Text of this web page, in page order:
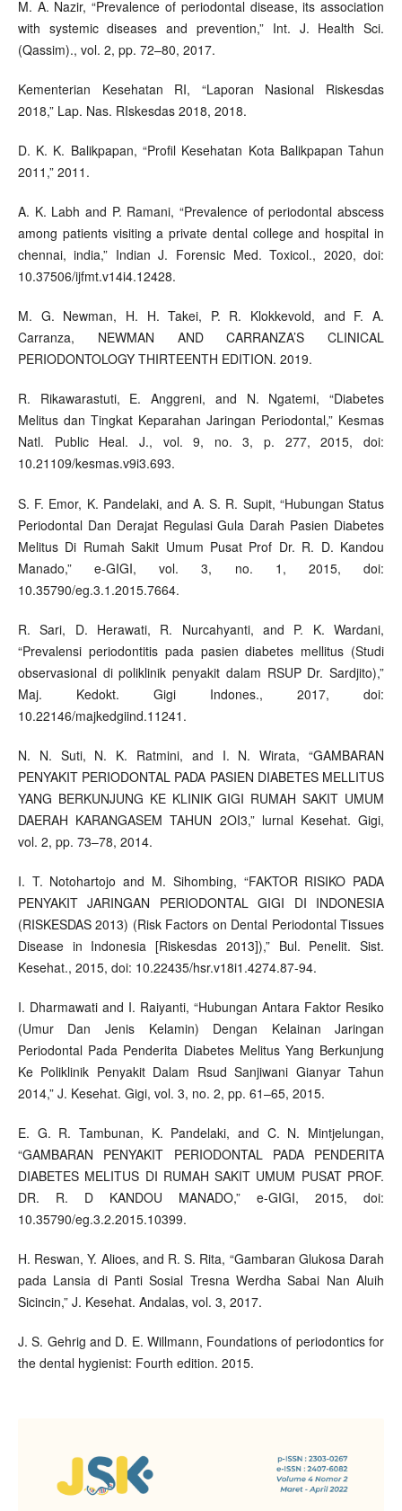
M. A. Nazir, “Prevalence of periodontal disease, its association
with systemic diseases and prevention,” Int. J. Health Sci.
(Qassim)., vol. 2, pp. 72–80, 2017.
Kementerian Kesehatan RI, “Laporan Nasional Riskesdas
2018,” Lap. Nas. RIskesdas 2018, 2018.
D. K. K. Balikpapan, “Profil Kesehatan Kota Balikpapan Tahun
2011,” 2011.
A. K. Labh and P. Ramani, “Prevalence of periodontal abscess
among patients visiting a private dental college and hospital in
chennai, india,” Indian J. Forensic Med. Toxicol., 2020, doi:
10.37506/ijfmt.v14i4.12428.
M. G. Newman, H. H. Takei, P. R. Klokkevold, and F. A.
Carranza, NEWMAN AND CARRANZA’S CLINICAL
PERIODONTOLOGY THIRTEENTH EDITION. 2019.
R. Rikawarastuti, E. Anggreni, and N. Ngatemi, “Diabetes
Melitus dan Tingkat Keparahan Jaringan Periodontal,” Kesmas
Natl. Public Heal. J., vol. 9, no. 3, p. 277, 2015, doi:
10.21109/kesmas.v9i3.693.
S. F. Emor, K. Pandelaki, and A. S. R. Supit, “Hubungan Status
Periodontal Dan Derajat Regulasi Gula Darah Pasien Diabetes
Melitus Di Rumah Sakit Umum Pusat Prof Dr. R. D. Kandou
Manado,” e-GIGI, vol. 3, no. 1, 2015, doi:
10.35790/eg.3.1.2015.7664.
R. Sari, D. Herawati, R. Nurcahyanti, and P. K. Wardani,
“Prevalensi periodontitis pada pasien diabetes mellitus (Studi
observasional di poliklinik penyakit dalam RSUP Dr. Sardjito),”
Maj. Kedokt. Gigi Indones., 2017, doi:
10.22146/majkedgiind.11241.
N. N. Suti, N. K. Ratmini, and I. N. Wirata, “GAMBARAN
PENYAKIT PERIODONTAL PADA PASIEN DIABETES MELLITUS
YANG BERKUNJUNG KE KLINIK GIGI RUMAH SAKIT UMUM
DAERAH KARANGASEM TAHUN 2OI3,” lurnal Kesehat. Gigi,
vol. 2, pp. 73–78, 2014.
I. T. Notohartojo and M. Sihombing, “FAKTOR RISIKO PADA
PENYAKIT JARINGAN PERIODONTAL GIGI DI INDONESIA
(RISKESDAS 2013) (Risk Factors on Dental Periodontal Tissues
Disease in Indonesia [Riskesdas 2013]),” Bul. Penelit. Sist.
Kesehat., 2015, doi: 10.22435/hsr.v18i1.4274.87-94.
I. Dharmawati and I. Raiyanti, “Hubungan Antara Faktor Resiko
(Umur Dan Jenis Kelamin) Dengan Kelainan Jaringan
Periodontal Pada Penderita Diabetes Melitus Yang Berkunjung
Ke Poliklinik Penyakit Dalam Rsud Sanjiwani Gianyar Tahun
2014,” J. Kesehat. Gigi, vol. 3, no. 2, pp. 61–65, 2015.
E. G. R. Tambunan, K. Pandelaki, and C. N. Mintjelungan,
“GAMBARAN PENYAKIT PERIODONTAL PADA PENDERITA
DIABETES MELITUS DI RUMAH SAKIT UMUM PUSAT PROF.
DR. R. D KANDOU MANADO,” e-GIGI, 2015, doi:
10.35790/eg.3.2.2015.10399.
H. Reswan, Y. Alioes, and R. S. Rita, “Gambaran Glukosa Darah
pada Lansia di Panti Sosial Tresna Werdha Sabai Nan Aluih
Sicincin,” J. Kesehat. Andalas, vol. 3, 2017.
J. S. Gehrig and D. E. Willmann, Foundations of periodontics for
the dental hygienist: Fourth edition. 2015.